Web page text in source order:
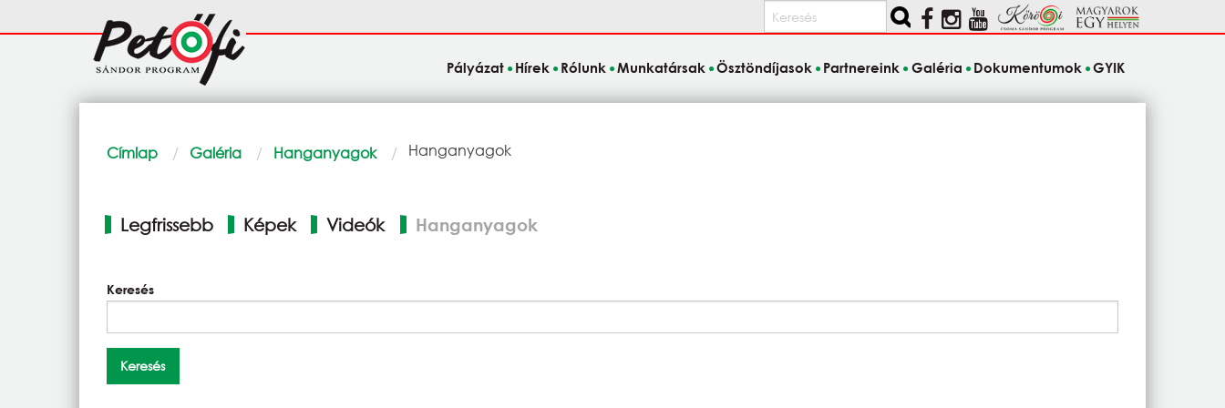
Keresés
Fő
navigáció
Pályázat Hírek Rólunk Munkatársak Ösztöndíjasok Partnereink Galéria Dokumentumok GYIK
Morzsa
Címlap Galéria Hanganyagok Current:
Hanganyagok
fülek
Legfrissebb Képek Videók Hanganyagok
Keresés